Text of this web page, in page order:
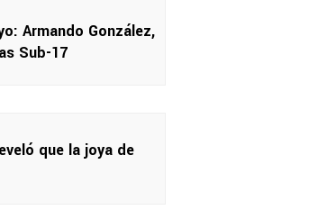
Armando González,
Sub-17
que la joya de